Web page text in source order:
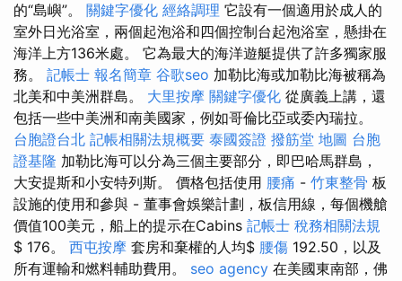
的“島嶼”。 關鍵字優化 經絡調理 它設有一個適用於成人的
室外日光浴室，兩個起泡浴和四個控制台起泡浴室，懸掛在
海洋上方136米處。 它為最大的海洋遊艇提供了許多獨家服
務。 記帳士 報名簡章 谷歌seo 加勒比海或加勒比海被稱為
北美和中美洲群島。 大里按摩 關鍵字優化 從廣義上講，還
包括一些中美洲和南美國家，例如哥倫比亞或委內瑞拉。
台胞證台北 記帳相關法規概要 泰國簽證 撥筋堂 地圖 台胞
證基隆 加勒比海可以分為三個主要部分，即巴哈馬群島，
大安提斯和小安特列斯。 價格包括使用 腰痛 - 竹東整骨 板
設施的使用和參與 - 董事會娛樂計劃，板信用線，每個機艙
價值100美元，船上的提示在Cabins 記帳士 稅務相關法規
$ 176。 西屯按摩 套房和棄權的人均$ 腰傷 192.50，以及
所有運輸和燃料輔助費用。 seo agency 在美國東南部，佛